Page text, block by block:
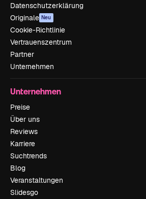
Datenschutzerklärung
Originale Neu
Cookie-Richtlinie
Vertrauenszentrum
Partner
Unternehmen
Unternehmen
Preise
Über uns
Reviews
Karriere
Suchtrends
Blog
Veranstaltungen
Slidesgo